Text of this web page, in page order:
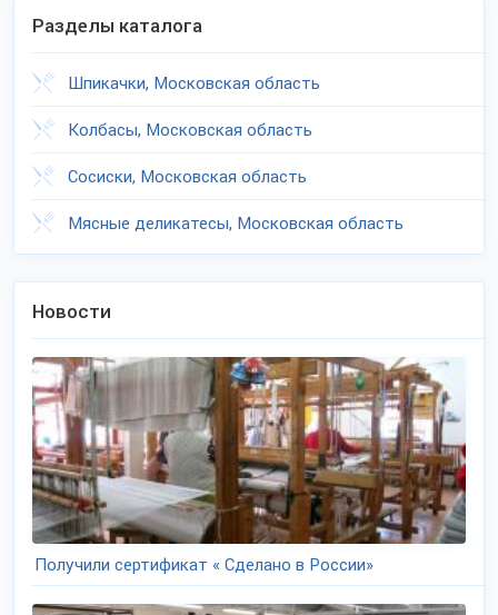
Разделы каталога
Шпикачки, Московская область
Колбасы, Московская область
Сосиски, Московская область
Мясные деликатесы, Московская область
Новости
Получили сертификат « Сделано в России»